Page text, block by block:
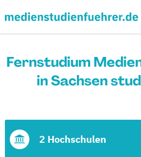
Fernstudium
in Sachsen
2 Hochschulen